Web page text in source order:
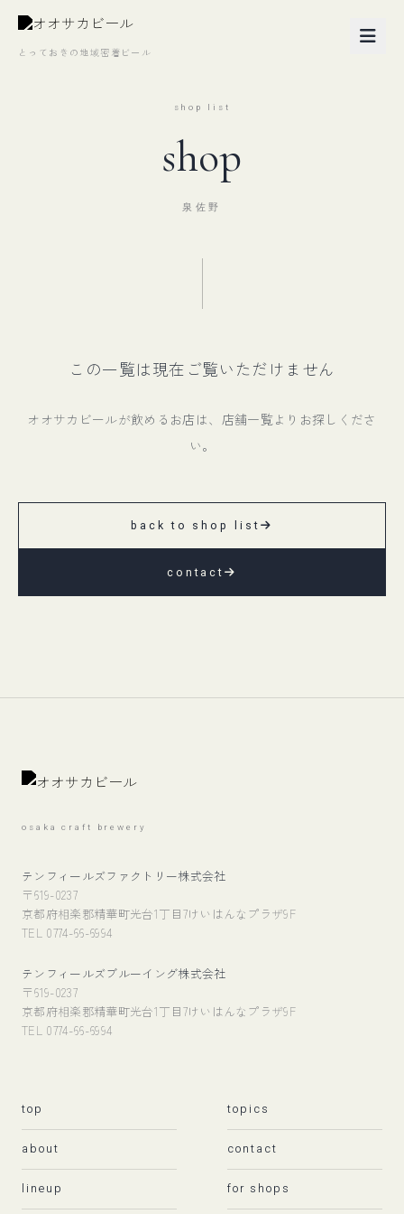
とっておきの地域密着ビール
shop list
shop
泉佐野
この一覧は現在ご覧いただけません
オオサカビールが飲めるお店は、店舗一覧よりお探しくださ
い。
back to shop list
contact
osaka craft brewery
テンフィールズファクトリー株式会社
〒619-0237
京都府相楽郡精華町光台1丁目7けいはんなプラザ9F
TEL 0774-66-6994
テンフィールズブルーイング株式会社
〒619-0237
京都府相楽郡精華町光台1丁目7けいはんなプラザ9F
TEL 0774-66-6994
top
about
lineup
topics
contact
for shops